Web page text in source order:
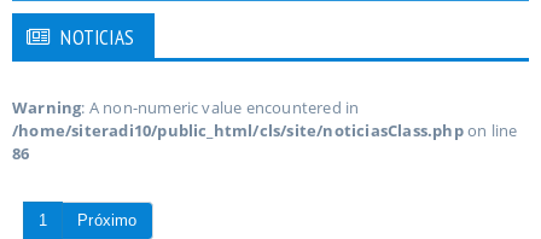
NOTICIAS
Warning: A non-numeric value encountered in
/home/siteradi10/public_html/cls/site/noticiasClass.phpon line
86
1 Próximo